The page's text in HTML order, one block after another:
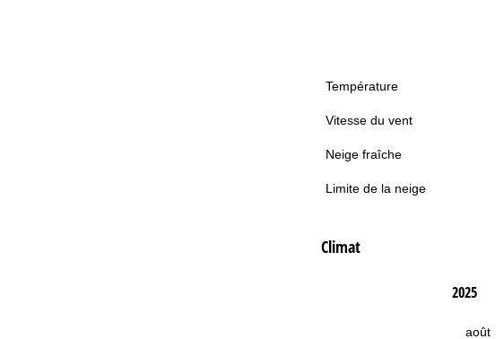
Température
Vitesse du vent
Neige fraîche
Limite de la neige
Climat
2025
août